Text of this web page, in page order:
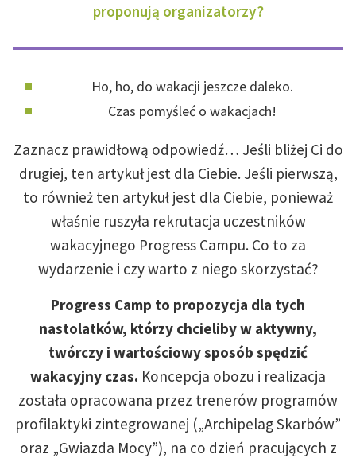
proponują organizatorzy?
Ho, ho, do wakacji jeszcze daleko.
Czas pomyśleć o wakacjach!
Zaznacz prawidłową odpowiedź… Jeśli bliżej Ci do
drugiej, ten artykuł jest dla Ciebie. Jeśli pierwszą,
to również ten artykuł jest dla Ciebie, ponieważ
właśnie ruszyła rekrutacja uczestników
wakacyjnego Progress Campu. Co to za
wydarzenie i czy warto z niego skorzystać?
Progress Camp to propozycja dla tych
nastolatków, którzy chcieliby w aktywny,
twórczy i wartościowy sposób spędzić
wakacyjny czas. Koncepcja obozu i realizacja
została opracowana przez trenerów programów
profilaktyki zintegrowanej („Archipelag Skarbów”
oraz „Gwiazda Mocy”), na co dzień pracujących z